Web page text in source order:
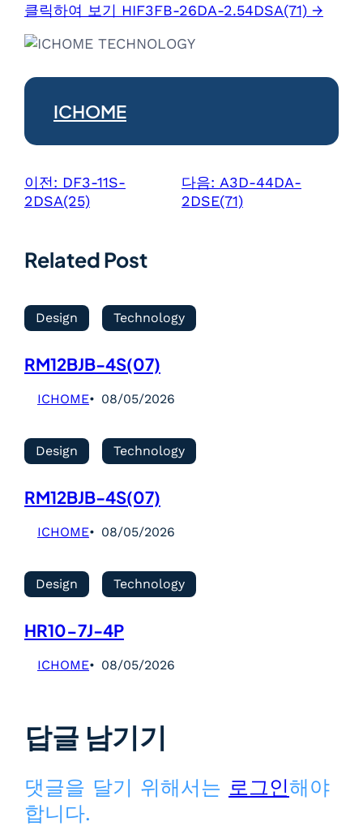
클릭하여 보기 HIF3FB-26DA-2.54DSA(71) →
ICHOME
이전: DF3-11S-
2DSA(25)
다음: A3D-44DA-
2DSE(71)
Related Post
Design Technology
RM12BJB-4S(07)
ICHOME 08/05/2026
Design Technology
RM12BJB-4S(07)
ICHOME 08/05/2026
Design Technology
HR10-7J-4P
ICHOME 08/05/2026
답글 남기기
댓글을 달기 위해서는 로그인해야
합니다.